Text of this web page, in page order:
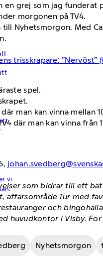
vi
grej som jag funderat
morgonen på TV4.
Nyhetsmorgon. Med
trisskrapare: ”Nervöst”
spel.
man kan vinna
där man kan vinna från
j
som bidrar till ett
Tur med
och
huvudkontor i Visby.
Nyhetsmorgon